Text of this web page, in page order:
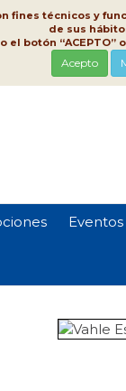
fines técnicos y
de sus
botón “ACEPTO”
Acepto
Eventos